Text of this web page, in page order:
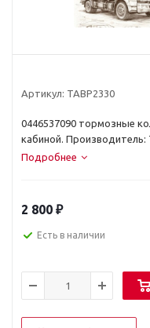
Артикул: TABP2330
0446537090 тормозные
кабиной. Производитель:
Подробнее
2 800 ₽
Есть в наличии